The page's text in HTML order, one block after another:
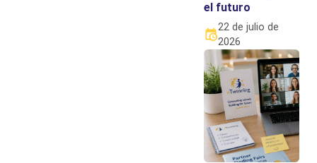
el futuro
22 de julio de
2026